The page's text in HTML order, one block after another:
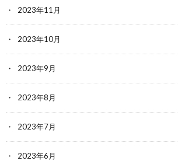
2023年11月
2023年10月
2023年9月
2023年8月
2023年7月
2023年6月